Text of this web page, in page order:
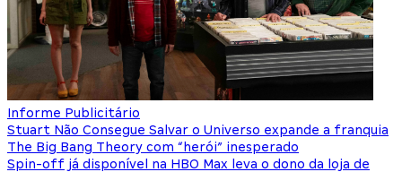
Informe Publicitário
Stuart Não Consegue Salvar o Universo expande a franquia
The Big Bang Theory com “herói” inesperado
Spin-off já disponível na HBO Max leva o dono da loja de